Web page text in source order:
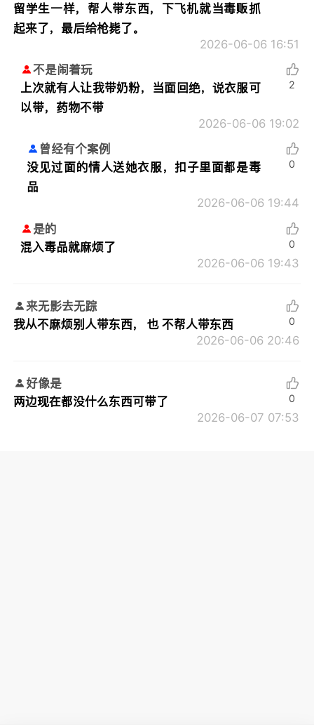
留学生一样，帮人带东西，下飞机就当毒贩抓
起来了，最后给枪毙了。
2026-06-06 16:51
不是闹着玩
上次就有人让我带奶粉，当面回绝，说衣服可
以带，药物不带
2026-06-06 19:02
2
曾经有个案例
没见过面的情人送她衣服，扣子里面都是毒
品
2026-06-06 19:44
0
是的
混入毒品就麻烦了
2026-06-06 19:43
0
来无影去无踪
我从不麻烦别人带东西， 也 不帮人带东西
2026-06-06 20:46
0
好像是
两边现在都没什么东西可带了
2026-06-07 07:53
0